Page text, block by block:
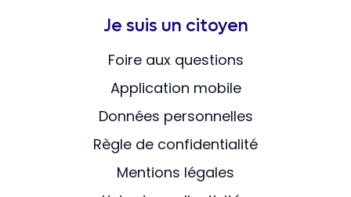
Je suis un citoyen
Foire aux questions
Application mobile
Données personnelles
Règle de confidentialité
Mentions légales